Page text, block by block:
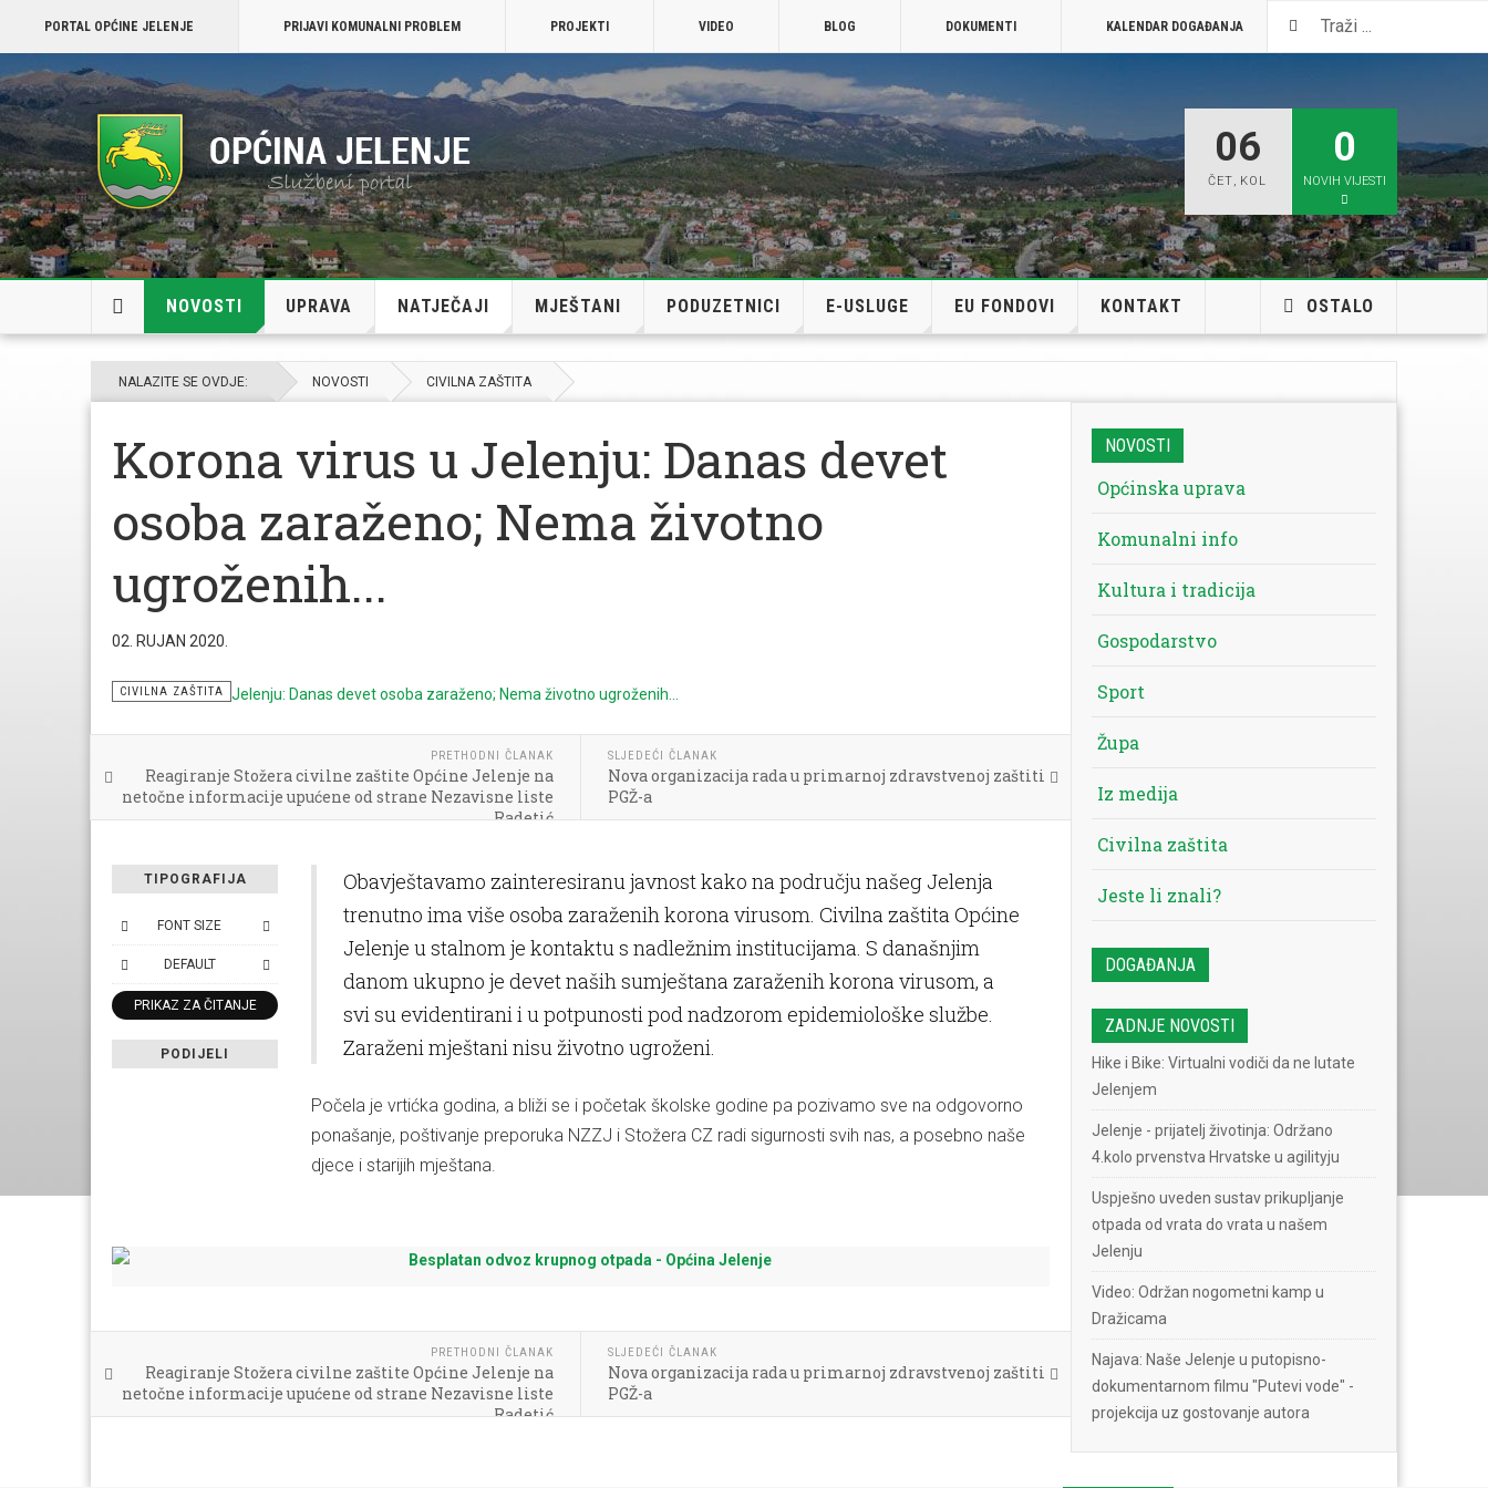
PORTAL OPĆINE JELENJE PRIJAVI KOMUNALNI PROBLEM PROJEKTI VIDEO BLOG DOKUMENTI KALENDAR DOGAĐANJA VISIT JELENJE
06
ČET, KOL
0
NOVIH VIJESTI
NOVOSTI UPRAVA NATJEČAJI MJEŠTANI PODUZETNICI E-USLUGE EU FONDOVI KONTAKT OSTALO
NALAZITE SE OVDJE: NOVOSTI CIVILNA ZAŠTITA
Korona virus u Jelenju: Danas devet
osoba zaraženo; Nema životno
ugroženih...
02. RUJAN 2020.
CIVILNA ZAŠTITA
PRETHODNI ČLANAK
Reagiranje Stožera civilne zaštite Općine Jelenje na
netočne informacije upućene od strane Nezavisne liste
Radetić
SLJEDEĆI ČLANAK
Nova organizacija rada u primarnoj zdravstvenoj zaštiti
PGŽ-a
TIPOGRAFIJA
FONT SIZE
DEFAULT
PRIKAZ ZA ČITANJE
PODIJELI
Obavještavamo zainteresiranu javnost kako na području našeg Jelenja
trenutno ima više osoba zaraženih korona virusom. Civilna zaštita Općine
Jelenje u stalnom je kontaktu s nadležnim institucijama. S današnjim
danom ukupno je devet naših sumještana zaraženih korona virusom, a
svi su evidentirani i u potpunosti pod nadzorom epidemiološke službe.
Zaraženi mještani nisu životno ugroženi.
Počela je vrtićka godina, a bliži se i početak školske godine pa pozivamo sve na odgovorno
ponašanje, poštivanje preporuka NZZJ i Stožera CZ radi sigurnosti svih nas, a posebno naše
djece i starijih mještana.
PRETHODNI ČLANAK
Reagiranje Stožera civilne zaštite Općine Jelenje na
netočne informacije upućene od strane Nezavisne liste
Radetić
SLJEDEĆI ČLANAK
Nova organizacija rada u primarnoj zdravstvenoj zaštiti
PGŽ-a
NOVOSTI
Općinska uprava
Komunalni info
Kultura i tradicija
Gospodarstvo
Sport
Župa
Iz medija
Civilna zaštita
Jeste li znali?
DOGAĐANJA
ZADNJE NOVOSTI
Hike i Bike: Virtualni vodiči da ne lutate
Jelenjem
Jelenje - prijatelj životinja: Održano
4.kolo prvenstva Hrvatske u agilityju
Uspješno uveden sustav prikupljanje
otpada od vrata do vrata u našem
Jelenju
Video: Održan nogometni kamp u
Dražicama
Najava: Naše Jelenje u putopisno-
dokumentarnom filmu "Putevi vode" -
projekcija uz gostovanje autora